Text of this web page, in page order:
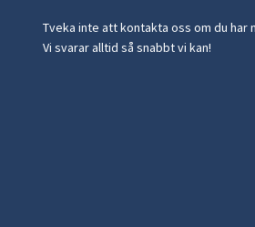
Tveka inte att kontakta oss om du har
Vi svarar alltid så snabbt vi kan!